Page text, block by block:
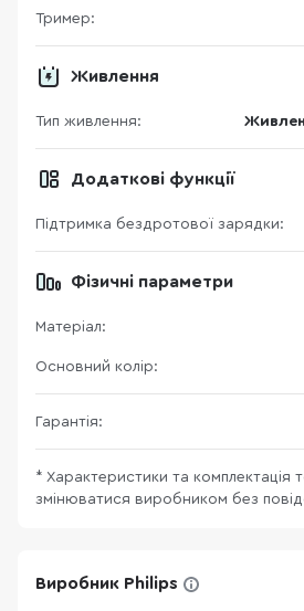
Тример:
Живлення
Тип живлення:
Додаткові функції
Підтримка бездротової зарядки:
Фізичні параметри
Матеріал:
Основний колір:
Гарантія:
* Характеристики та комплектація
змінюватися виробником без
Виробник Philips